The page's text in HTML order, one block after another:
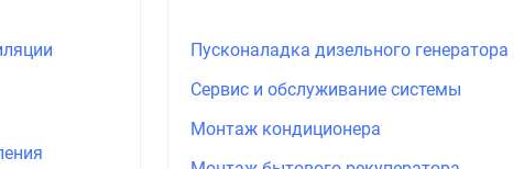
Пусконаладка дизельного генератора
Сервис и обслуживание системы
Монтаж кондиционера